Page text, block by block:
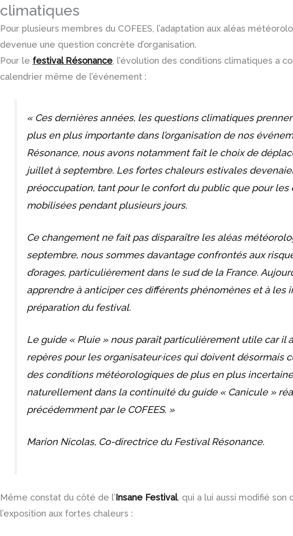
climatiques
Pour plusieurs membres du COFEES, l’adaptation aux aléas
devenue une question concrète d’organisation.
Pour le festival Résonance, l’évolution des conditions climatiques a
calendrier même de l’événement :
« Ces dernières années, les questions climatiques
plus en plus importante dans l’organisation de nos
Résonance, nous avons notamment fait le choix de
juillet à septembre. Les fortes chaleurs estivales
préoccupation, tant pour le confort du public que pour les
mobilisées pendant plusieurs jours.
Ce changement ne fait pas disparaître les aléas
septembre, nous sommes davantage confrontés aux
d’orages, particulièrement dans le sud de la France.
apprendre à anticiper ces différents phénomènes et à les
préparation du festival.
Le guide « Pluie » nous paraît particulièrement utile car il
repères pour les organisateur·ices qui doivent désormais
des conditions météorologiques de plus en plus
naturellement dans la continuité du guide « Canicule »
précédemment par le COFEES. »
Marion Nicolas, Co-directrice du Festival Résonance.
Même constat du côté de l’Insane Festival, qui a lui aussi modifié
l’exposition aux fortes chaleurs :